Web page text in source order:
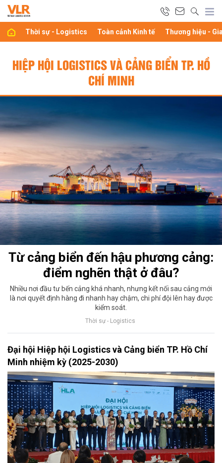
Thời sự - Logistics Toàn cảnh Kinh tế Thương hiệu -
HIỆP HỘI LOGISTICS VÀ CẢNG BIỂN TP. HỒ
CHÍ MINH
Từ cảng biển đến hậu phương cảng:
điểm nghẽn thật ở đâu?
Nhiều nơi đầu tư bến cảng khá nhanh, nhưng kết nối sau cảng mới
là nơi quyết định hàng đi nhanh hay chậm, chi phí đội lên hay được
kiểm soát.
Thời sự - Logistics
Đại hội Hiệp hội Logistics và Cảng biển TP. Hồ Chí
Minh nhiệm kỳ (2025-2030)